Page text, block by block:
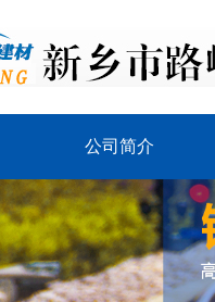
公司简介